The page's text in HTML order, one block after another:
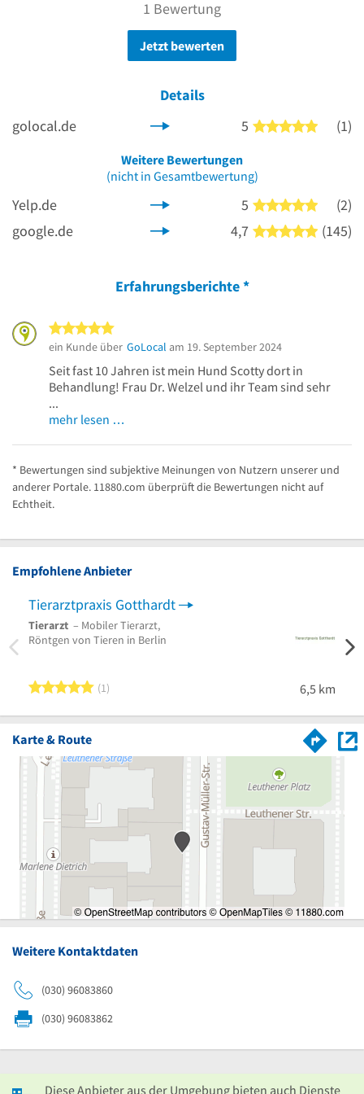
1 Bewertung
Jetzt bewerten
Details
golocal.de
5 5 von 5
(1)
Weitere Bewertungen
(nicht in Gesamtbewertung)
Yelp.de 5 5 von 5
(2)
google.de
4,7 5 von 5
(145)
Erfahrungsberichte*
ein Kunde über GoLocal am 19. September 2024
Seit fast 10 Jahren ist mein Hund Scotty dort in
Behandlung! Frau Dr. Welzel und ihr Team sind sehr
...
mehr lesen …
* Bewertungen sind subjektive Meinungen von Nutzern unserer und
anderer Portale. 11880.com überprüft die Bewertungen nicht auf
Echtheit.
Empfohlene Anbieter
Tierarztpraxis Gotthardt
Tierarzt – Mobiler Tierarzt,
Röntgen von Tieren in Berlin
5 von 5 Sternen
1 6,5 km
Karte & Route
Weitere Kontaktdaten
(030) 96083860
(030) 96083862
Diese Anbieter aus der Umgebung bieten auch Dienste